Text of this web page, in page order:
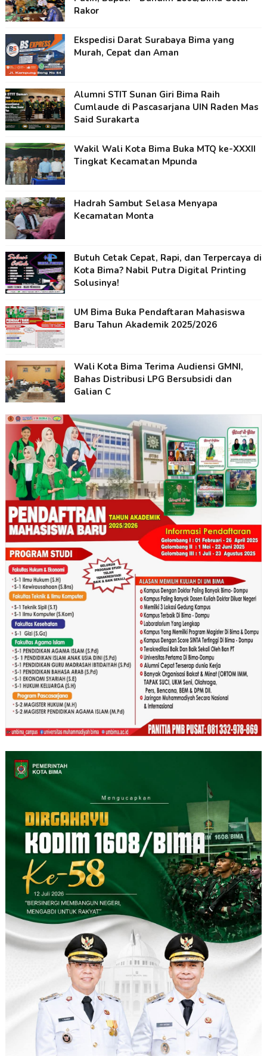
Rakor
Ekspedisi Darat Surabaya Bima yang
Murah, Cepat dan Aman
Alumni STIT Sunan Giri Bima Raih
Cumlaude di Pascasarjana UIN Raden Mas
Said Surakarta
Wakil Wali Kota Bima Buka MTQ ke-XXXII
Tingkat Kecamatan Mpunda
Hadrah Sambut Selasa Menyapa
Kecamatan Monta
Butuh Cetak Cepat, Rapi, dan Terpercaya di
Kota Bima? Nabil Putra Digital Printing
Solusinya!
UM Bima Buka Pendaftaran Mahasiswa
Baru Tahun Akademik 2025/2026
Wali Kota Bima Terima Audiensi GMNI,
Bahas Distribusi LPG Bersubsidi dan
Galian C